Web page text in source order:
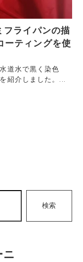
フライパンの描
ーティングを使
道水で黒く染色
紹介しました。...
検索